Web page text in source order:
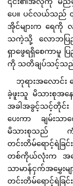
ပေ။ ပင်လယ်သည် ၎င်
အိုင်များက ရေကို
သကဲ့သို့ လောဘပြည့်
ရှာဖွေရရှိစေကာမူ
ကို သတိချပ်သင့်သ
ဘုရားအလောင်း
ခဲ့ဖူးသူ မိသားစုအ
အခါအခွင့်သင့်တိုင်
ပေးကာ ချမ်းသ
မိသားစုသည် ကံ
တင်းတိမ်ရောင့်ရဲခ
တစ်ကိုယ်လုံးက အမွှ
သာမာန်ငှက်အမွှေ
တင်းတိမ်ရော